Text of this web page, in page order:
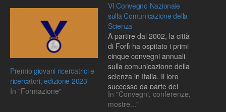
Premio giovani ricercatrici e
ricercatori, edizione 2023
In "Formazione"
VI Convegno Nazionale
sulla Comunicazione della
Scienza
A partire dal 2002, la città
di Forlì ha ospitato i primi
cinque convegni annuali
sulla comunicazione della
scienza in Italia. Il loro
successo da parte del
pubblico e della comunità
scientifica testimonia la
In "Convegni, conferenze,
mostre..."